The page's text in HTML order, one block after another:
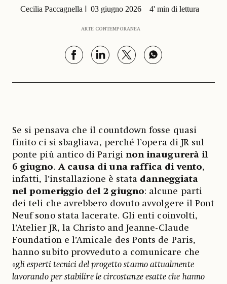
Cecilia Paccagnella 03 giugno 2026 4' min di lettura
ARTE CONTEMPORANEA
Se si pensava che il countdown fosse quasi
finito ci si sbagliava, perché l’opera di JR sul
ponte più antico di Parigi non inaugurerà il
6 giugno. A causa di una raffica di vento,
infatti, l’installazione è stata danneggiata
nel pomeriggio del 2 giugno: alcune parti
dei teli che avrebbero dovuto avvolgere il Pont
Neuf sono stata lacerate. Gli enti coinvolti,
l’Atelier JR, la Christo and Jeanne-Claude
Foundation e l’Amicale des Ponts de Paris,
hanno subito provveduto a comunicare che
«gli esperti tecnici del progetto stanno attualmente
lavorando per stabilire le circostanze esatte che hanno